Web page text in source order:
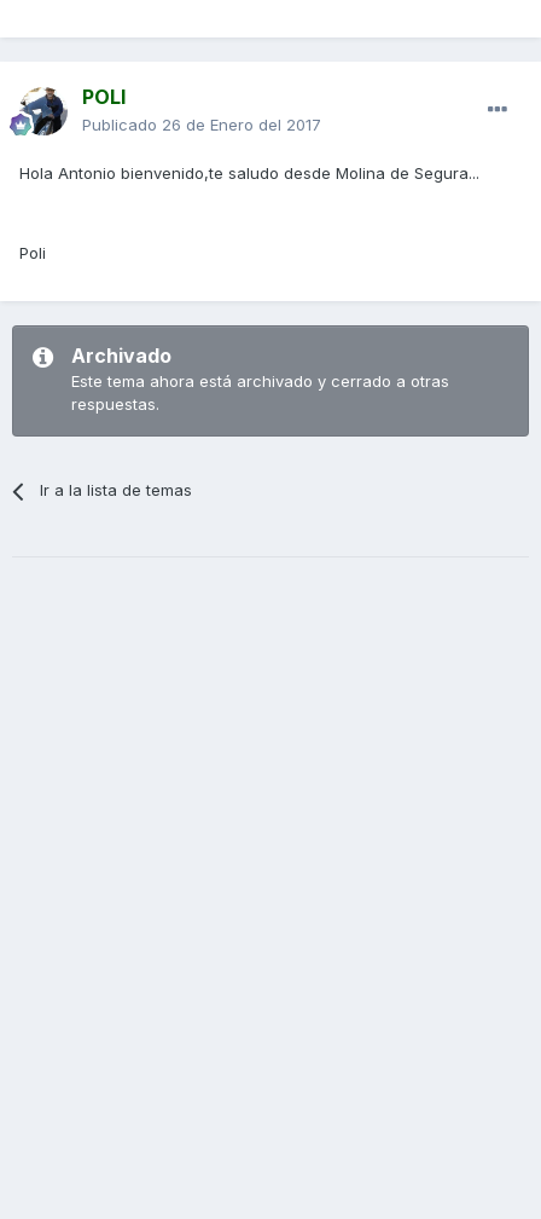
POLI
Publicado 26 de Enero del 2017
Hola Antonio bienvenido,te saludo desde Molina de Segura...
Poli
Archivado
Este tema ahora está archivado y cerrado a otras
respuestas.
Ir a la lista de temas